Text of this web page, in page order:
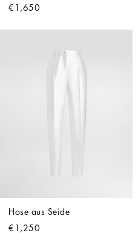
€1,650
Hose aus Seide
€1,250